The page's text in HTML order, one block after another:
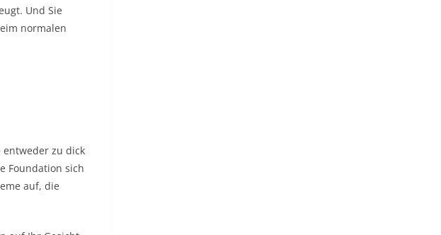
Und Sie
normalen
entweder zu dick
Foundation sich
auf, die